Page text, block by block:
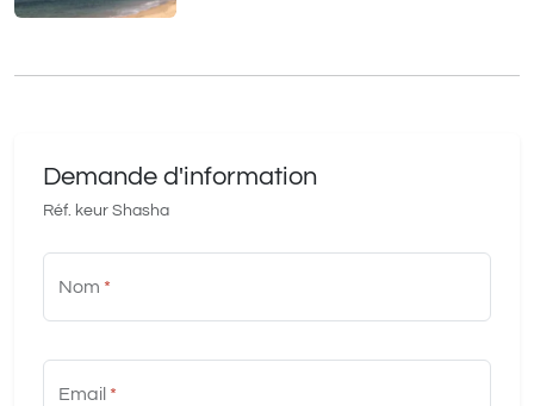
Demande d'information
Réf. keur Shasha
Nom *
Email *